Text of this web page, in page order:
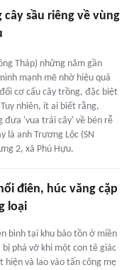
sầu riêng về vùng
Tháp) những năm gần
mạnh mẽ nhờ hiệu quả
cơ cấu cây trồng, đặc biệt
nhiên, ít ai biết rằng,
đưa 'vua trái cây' về bén rễ
là anh Trương Lộc (SN
2, xã Phú Hựu.
điên, húc văng cặp
loại
bình tại khu bảo tồn ở miền
bị phá vỡ khi một con tê giác
hiện và lao vào tấn công mẹ